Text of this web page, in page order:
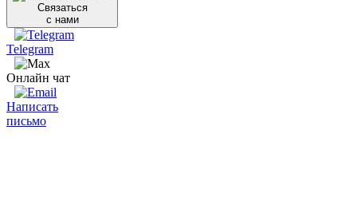
Связаться
с нами
Telegram
Онлайн чат
Написать
письмо